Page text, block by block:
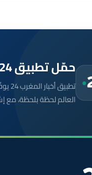
حمّل تطبيق Maroc24، أخبار المغرب تصلك أولاً
العالم لحظة بلحظة،